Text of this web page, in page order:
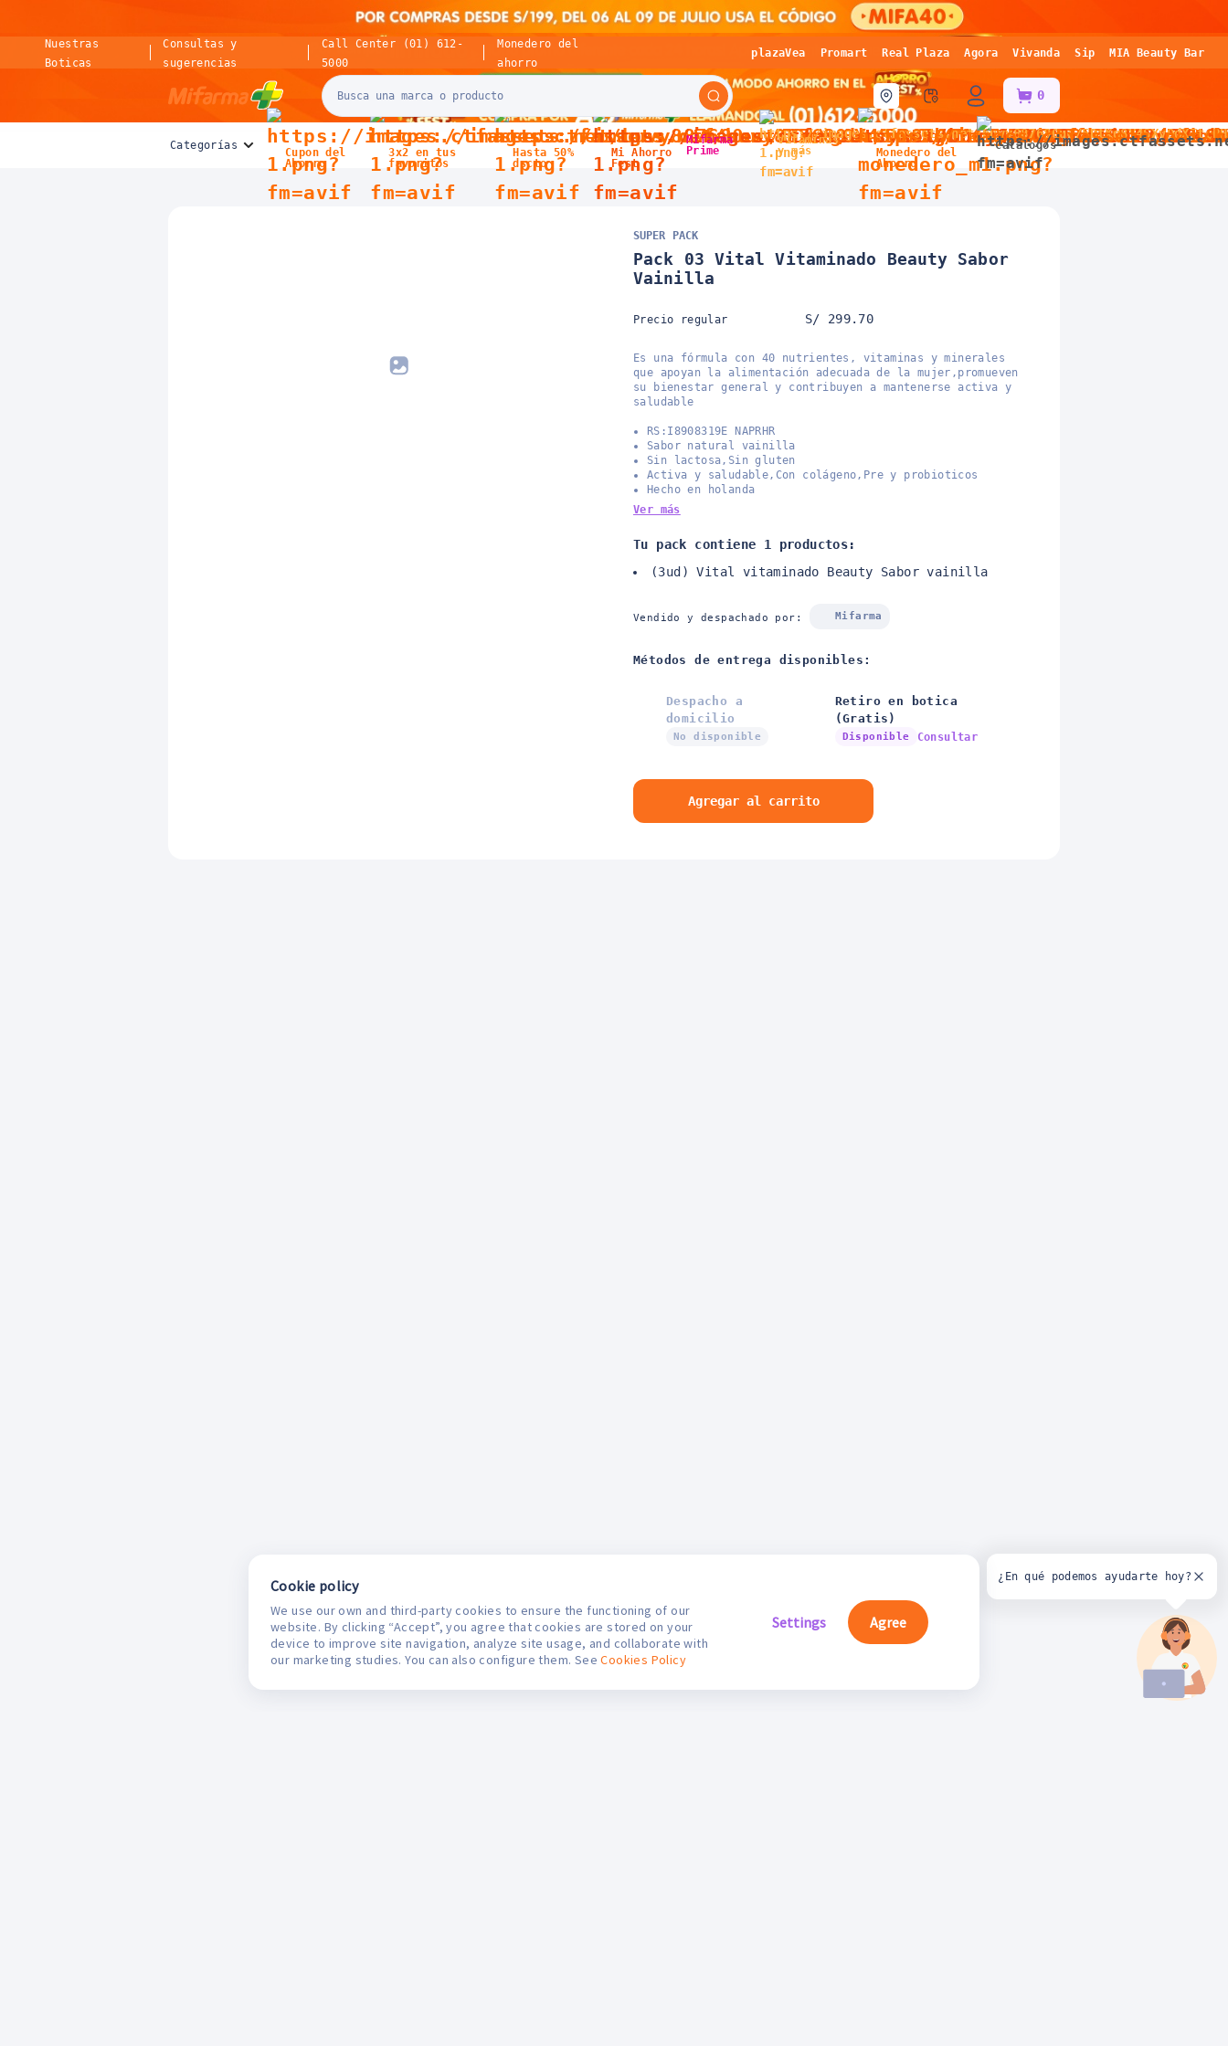
Nuestras
Boticas
Consultas y
sugerencias
Call Center (01) 612-
5000
Monedero del
ahorro
plazaVea Promart Real Plaza Agora Vivanda Sip MIA Beauty Bar
0
Categorías
Cupon del
Ahorro
3x2 en tus
favoritos
Hasta 50%
dscto
Mi Ahorro
Fest
Mifarma
Prime
Vitaminas
y más
Monedero del
Ahorro
Catálogos
¿En qué podemos ayudarte hoy?
SUPER PACK
Pack 03 Vital Vitaminado Beauty Sabor
Vainilla
Precio regular S/ 299.70
Es una fórmula con 40 nutrientes, vitaminas y minerales
que apoyan la alimentación adecuada de la mujer,promueven
su bienestar general y contribuyen a mantenerse activa y
saludable
RS:I8908319E NAPRHR
Sabor natural vainilla
Sin lactosa,Sin gluten
Activa y saludable,Con colágeno,Pre y probioticos
Hecho en holanda
Ver más
Tu pack contiene 1 productos:
(3ud) Vital vitaminado Beauty Sabor vainilla
Vendido y despachado por: Mifarma
Métodos de entrega disponibles:
Despacho a
domicilio
No disponible
Retiro en botica
(Gratis)
Disponible Consultar
Agregar al carrito
Cookie policy
We use our own and third-party cookies to ensure the functioning of our
website. By clicking “Accept”, you agree that cookies are stored on your
device to improve site navigation, analyze site usage, and collaborate with
our marketing studies. You can also configure them. SeeCookies Policy
Settings Agree